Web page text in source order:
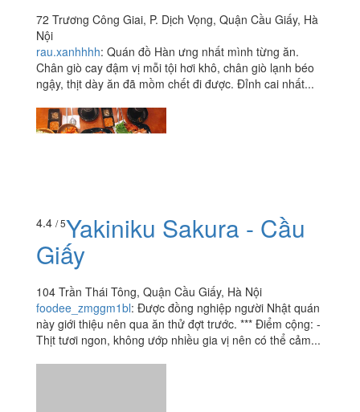
72 Trương Công Giai, P. Dịch Vọng, Quận Cầu Giấy, Hà
Nội
rau.xanhhhh: Quán đồ Hàn ưng nhất mình từng ăn.
Chân giò cay đậm vị mỗi tội hơi khô, chân giò lạnh béo
ngậy, thịt dày ăn đã mồm chết đi được. Đỉnh cai nhất...
4.4 / 5Yakiniku Sakura - Cầu
Giấy
104 Trần Thái Tông, Quận Cầu Giấy, Hà Nội
foodee_zmggm1bl: Được đồng nghiệp người Nhật quán
này giới thiệu nên qua ăn thử đợt trước. *** Điểm cộng: -
Thịt tươi ngon, không ướp nhiều gia vị nên có thể cảm...